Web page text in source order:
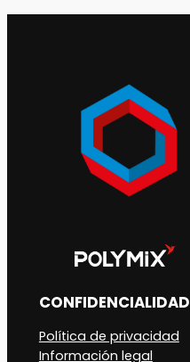
CONFIDENCIALIDAD
Política de privacidad
Información legal